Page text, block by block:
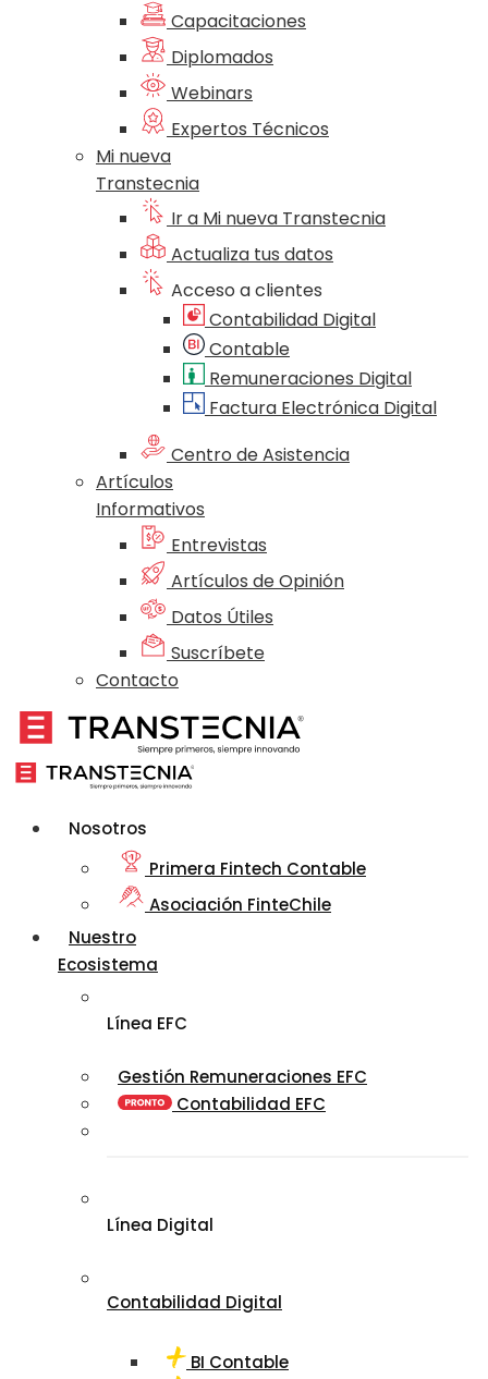
Capacitaciones
Diplomados
Webinars
Expertos Técnicos
Mi nueva
Transtecnia
Ir a Mi nueva Transtecnia
Actualiza tus datos
Acceso a clientes
Contabilidad Digital
Contable
Remuneraciones Digital
Factura Electrónica Digital
Centro de Asistencia
Artículos
Informativos
Entrevistas
Artículos de Opinión
Datos Útiles
Suscríbete
Contacto
Nosotros
Primera Fintech Contable
Asociación FinteChile
Nuestro
Ecosistema
Línea EFC
Gestión Remuneraciones EFC
Contabilidad EFC
Línea Digital
Contabilidad Digital
BI Contable